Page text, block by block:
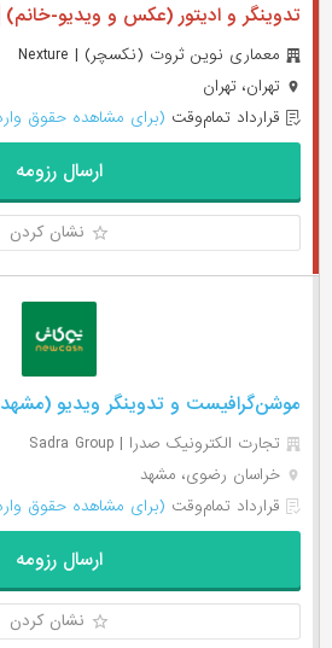
تدوینگر و ادیتور (عکس و ویدیو-خانم)
معماری نوین ثروت (نکسچر) | Nexture
تهران، تهران
قرارداد تمام‌وقت (برای مشاهده حقوق
ارسال رزومه
نشان کردن
موشن‌گرافیست و تدوینگر ویدیو
تجارت الکترونیک صدرا | Sadra Group
خراسان رضوی، مشهد
قرارداد تمام‌وقت (برای مشاهده حقوق
ارسال رزومه
نشان کردن